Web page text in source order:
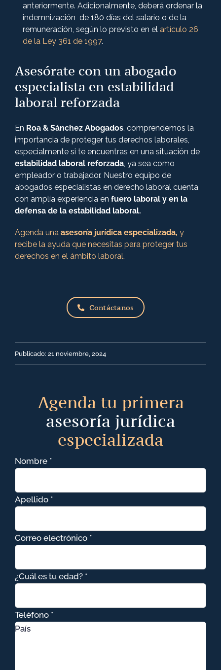
anteriormente. Adicionalmente, deberá ordenar la
indemnización de 180 días del salario o de la
remuneración, según lo previsto en el artículo 26
de la Ley 361 de 1997.
Asesórate con un abogado
especialista en estabilidad
laboral reforzada
En Roa & Sánchez Abogados, comprendemos la
importancia de proteger tus derechos laborales,
especialmente si te encuentras en una situación de
estabilidad laboral reforzada, ya sea como
empleador o trabajador. Nuestro equipo de
abogados especialistas en derecho laboral cuenta
con amplía experiencia en fuero laboral y en la
defensa de la estabilidad laboral.
Agenda una asesoría jurídica especializada, y
recibe la ayuda que necesitas para proteger tus
derechos en el ámbito laboral.
Contáctanos
Publicado: 21 noviembre, 2024
Agenda tu primera
asesoría jurídica
especializada
Nombre *
Apellido *
Correo electrónico *
¿Cuál es tu edad? *
Teléfono *
País